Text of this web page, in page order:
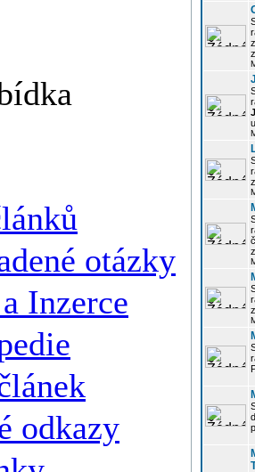
otázky
Inzerce
odkazy